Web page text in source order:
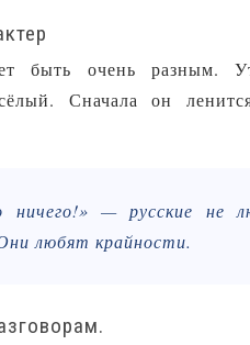
быть очень разным.
Сначала он
— русские не
любят крайности.